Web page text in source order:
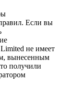
Если вы
не имеет
вынесенным
получили